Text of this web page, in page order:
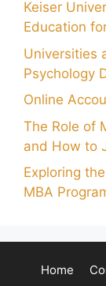
Keiser
Education
Universities
Psychology
Online
The Role of
and How to
Exploring
MBA
Home